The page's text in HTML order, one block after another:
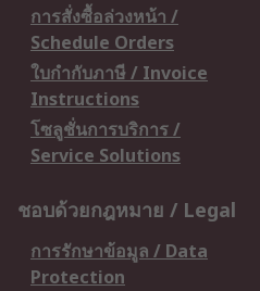
การสั่งซื้อล่วงหน้า /
Schedule Orders
ใบกำกับภาษี / Invoice
Instructions
โซลูชั่นการบริการ /
Service Solutions
ชอบด้วยกฎหมาย / Legal
การรักษาข้อมูล / Data
Protection